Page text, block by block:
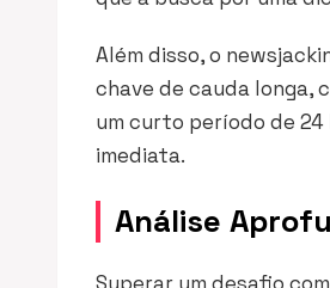
Além disso, o
chave de cauda longa,
um curto período de
imediata.
Análise